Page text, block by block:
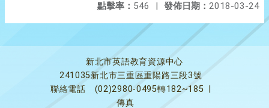
發佈日期： 2018-03-24
點擊率： 546 |
新北市英語教育資源中心
241035新北市三重區重陽路三段3號
聯絡電話
(02)2980-0495轉182~185
傳真